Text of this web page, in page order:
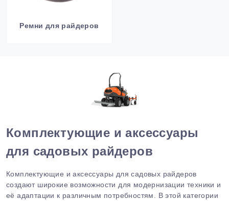
Ремни для райдеров
Комплектующие и аксессуары
для садовых райдеров
Комплектующие и аксессуары для садовых райдеров
создают широкие возможности для модернизации техники и
её адаптации к различным потребностям. В этой категории